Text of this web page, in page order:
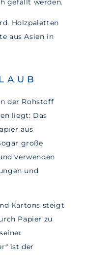
gefällt werden.
Holzpaletten
aus Asien in
der Rohstoff
liegt: Das
aus
große
verwenden
und
Kartons steigt
Papier zu
ist der